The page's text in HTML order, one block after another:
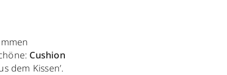
Cushion
dem Kissen’.